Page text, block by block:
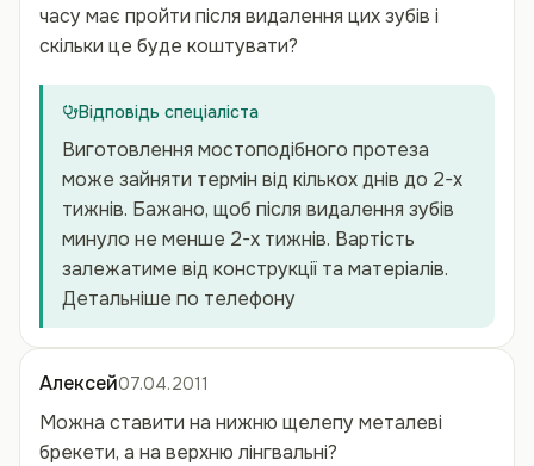
часу має пройти після видалення цих зубів і
скільки це буде коштувати?
Відповідь спеціаліста
Виготовлення мостоподібного протеза
може зайняти термін від кількох днів до 2-х
тижнів. Бажано, щоб після видалення зубів
минуло не менше 2-х тижнів. Вартість
залежатиме від конструкції та матеріалів.
Детальніше по телефону
Алексей07.04.2011
Можна ставити на нижню щелепу металеві
брекети, а на верхню лінгвальні?